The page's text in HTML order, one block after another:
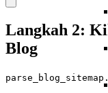
Langkah 2:
Blog